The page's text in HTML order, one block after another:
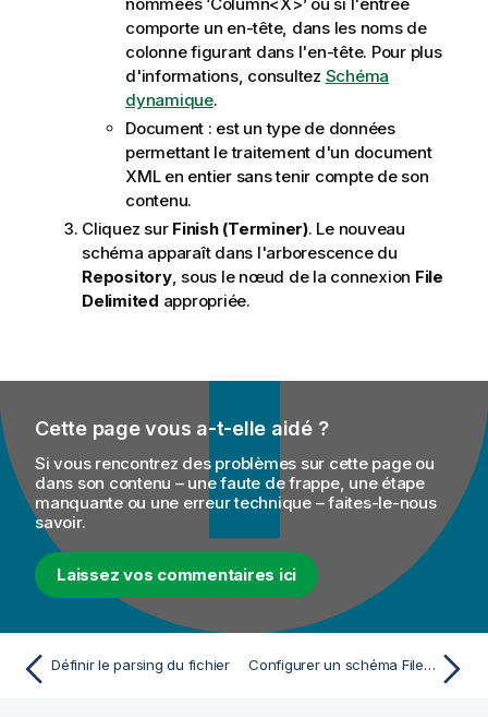
comporte un en-tête, dans les noms de
colonne figurant dans l'en-tête. Pour plus
d'informations, consultez Schéma
dynamique.
Document : est un type de données
permettant le traitement d'un document
XML en entier sans tenir compte de son
contenu.
Cliquez sur Finish (Terminer). Le nouveau
schéma apparaît dans l'arborescence du
Repository, sous le nœud de la connexion File
Delimited appropriée.
Cette page vous a-t-elle aidé ?
Si vous rencontrez des problèmes sur cette page ou
dans son contenu – une faute de frappe, une étape
manquante ou une erreur technique – faites-le-nous
savoir.
Laissez vos commentaires ici
Définir le parsing du fichier Configurer un schéma File Positional